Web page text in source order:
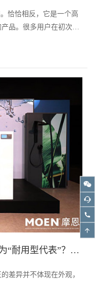
恰恰相反，它是一个高
品。很多用户在初次接
真正决定使用体验的，
、水路到材料工艺的深度解析
差异并不体现在外观，